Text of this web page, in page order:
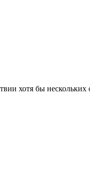
хотя бы